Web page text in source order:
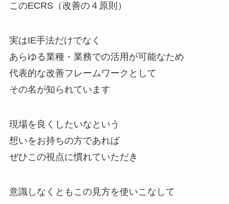
このECRS（改善の４原則）
実はIE手法だけでなく
あらゆる業種・業務での活用が可能なため
代表的な改善フレームワークとして
その名が知られています
現場を良くしたいなという
想いをお持ちの方であれば
ぜひこの視点に慣れていただき
意識しなくともこの見方を使いこなして